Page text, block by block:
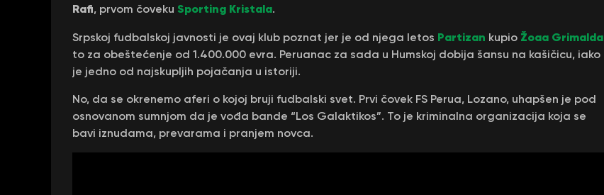
Rafi, prvom čoveku Sporting Kristala.
Srpskoj fudbalskoj javnosti je ovaj klub poznat jer je od njega letos Partizan kupio Žoaa Grimalda
to za obeštećenje od 1.400.000 evra. Peruanac za sada u Humskoj dobija šansu na kašičicu, iako
je jedno od najskupljih pojačanja u istoriji.
No, da se okrenemo aferi o kojoj bruji fudbalski svet. Prvi čovek FS Perua, Lozano, uhapšen je pod
osnovanom sumnjom da je vođa bande “Los Galaktikos”. To je kriminalna organizacija koja se
bavi iznudama, prevarama i pranjem novca.